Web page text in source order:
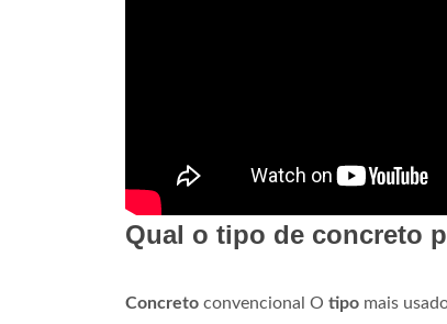
Qual o tipo de concreto
Concreto convencional O tipo mais